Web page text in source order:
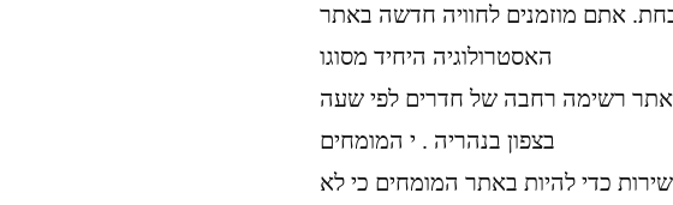
אתם מוזמנים לחוויה חדשה באתר
האסטרולוגיה היחיד מסוגו
רשימה רחבה של חדרים לפי שעה
בצפון בנהריה . י המומחים
כדי להיות באתר המומחים כי לא